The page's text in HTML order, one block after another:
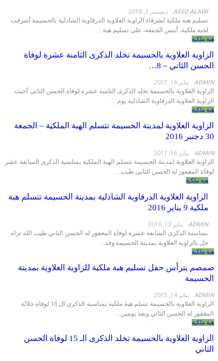
ASSO ديسمبر 3, 2018
هبة ملكية لشرفاء الزاوية العلاوية الدرقاوية الشاذلية بالحسيمة أشرفت
ملكية، أمس الجمعة، على تسليم هبة…
العلاوية بالحسيمة تخلد الذكرى الثامنة عشرة لوفاة
الثاني – 8…
يناير 16, 2017
العلاوية بالحسيمة تخلد الذكرى الثامنة عشرة لوفاة الحسن الثاني أحيت
العلاوية الدرقاوية الشاذلية يوم…
العلاوية لمدينة الحسيمة تتسلم الهبة الملكية – الجمعة
يناير 16, 2017
العلاوية لمدينة الحسيمة تتسلم الهبة الملكية بمناسبة الذكرى السابعة عشر
المغفور له الحسن الثاني طيب…
العلاوية الدرقاوية الشاذلية بمدينة الحسيمة تتسلم هبة
2016
يناير 13, 2016
الذكرى السابعة عشرة لوفاة المغفور له الحسن الثاني طيب الله ثراه
العلاوية بمدينة الحسيمة وفد…
يترأس حفل تسليم هبة ملكية للزاوية العلاوية بمدينة
يناير 14, 2015
الزاوية العلاوية بالحسيمة تسلم هبة ملكية بمناسبة الذكرى ال 16 لوفاة جلالة
له الحسن الثاني وبعد يومين …
الزاوية العلاوية بالحسيمة تخلد الذكرى الـ 15 لوفاة الحسن